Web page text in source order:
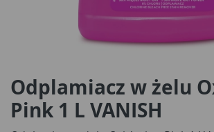
Odplamiacz w żelu
Pink 1 L VANISH